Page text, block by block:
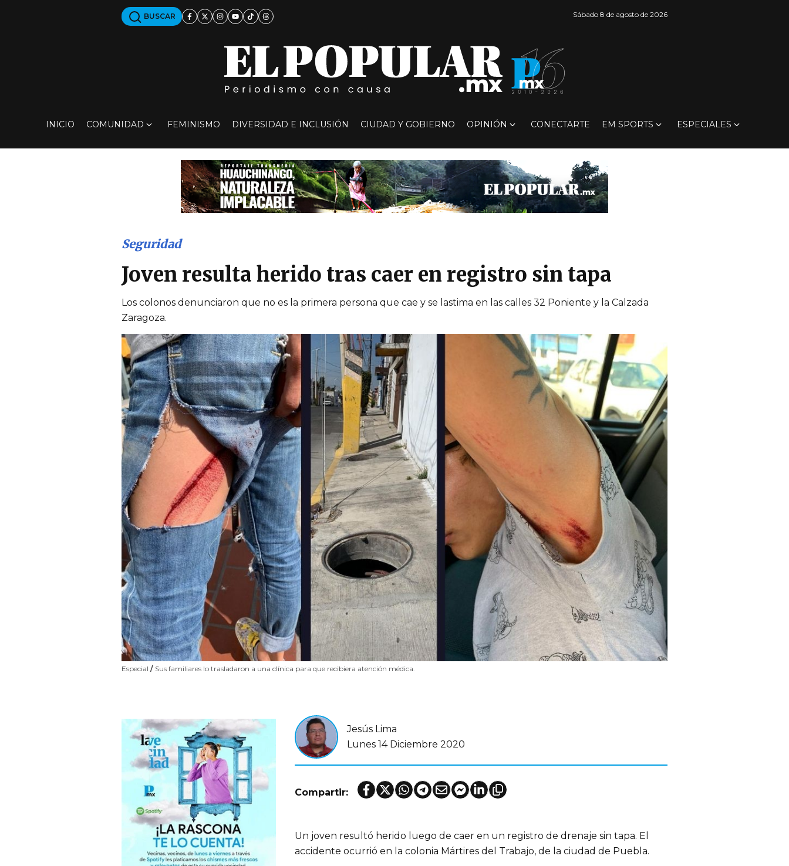
BUSCAR Sábado 8 de agosto de 2026
INICIO COMUNIDAD FEMINISMO DIVERSIDAD E INCLUSIÓN CIUDAD Y GOBIERNO OPINIÓN CONECTARTE EM SPORTS ESPECIALES
Especial / Sus familiares lo trasladaron a una clínica para que recibiera atención médica.
Seguridad
Joven resulta herido tras caer en registro sin tapa
Los colonos denunciaron que no es la primera persona que cae y se lastima en las calles 32 Poniente y la Calzada
Zaragoza.
Jesús Lima
Lunes 14 Diciembre 2020
Compartir:
Un joven resultó herido luego de caer en un registro de drenaje sin tapa. El
accidente ocurrió en la colonia Mártires del Trabajo, de la ciudad de Puebla.